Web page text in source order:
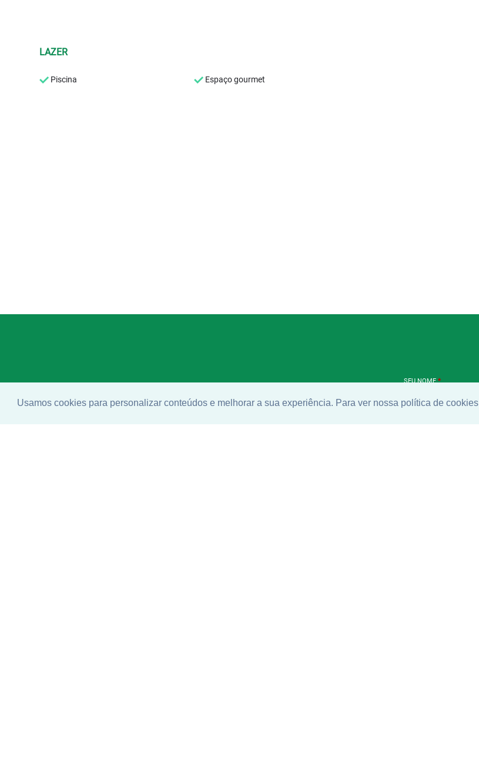
Usamos cookies para personalizar conteúdos e melhorar a sua experiência. Para ver nossa política de cookies
LAZER
Piscina Espaço gourmet
SEU NOME*